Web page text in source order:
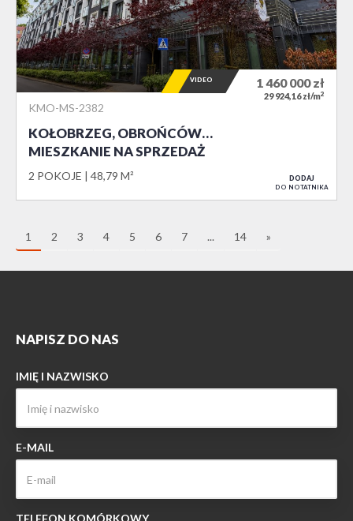
KMO-MS-2382
KOŁOBRZEG, OBROŃCÓW…
MIESZKANIE NA SPRZEDAŻ
2 POKOJE 48,79 M²
1 460 000zł
29 924,16 zł/m2
VIDEO
DODAJ
DO NOTATNIKA
1 2 3 4 5 6 7 ... 14 »
NAPISZ DO NAS
IMIĘ I NAZWISKO
E-MAIL